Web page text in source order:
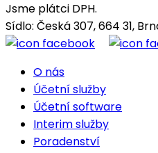
Jsme plátci DPH.
Sídlo: Česká 307, 664 31,
O nás
Účetní služby
Účetní software
Interim služby
Poradenství